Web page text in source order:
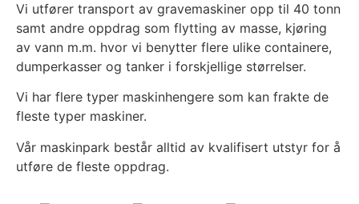
Vi utfører transport av gravemaskiner opp til 40 tonn
samt andre oppdrag som flytting av masse, kjøring
av vann m.m. hvor vi benytter flere ulike containere,
dumperkasser og tanker i forskjellige størrelser.
Vi har flere typer maskinhengere som kan frakte de
fleste typer maskiner.
Vår maskinpark består alltid av kvalifisert utstyr for å
utføre de fleste oppdrag.